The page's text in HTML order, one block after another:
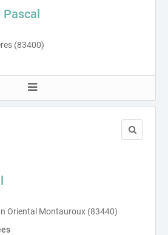
Pascal
(83400)
Oriental Montauroux (83440)